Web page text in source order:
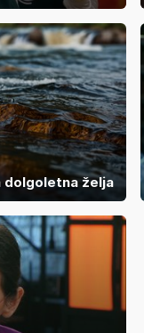
dolgoletna želja